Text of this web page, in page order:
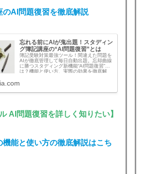
のAI問題復習を徹底解説
忘れる前にAIが鬼出題！スタディン
グ簿記講座の“AI問題復習”とは
簿記受験対策最強ツール！間違えた問題を
AIが徹底管理して毎日自動出題。忘却曲線
に勝つスタディング新機能“AI問題復習”と
は？機能と使い方、実際の効果を徹底解
AI問題復習を詳しく知りたい】
機能と使い方の徹底解説はこち